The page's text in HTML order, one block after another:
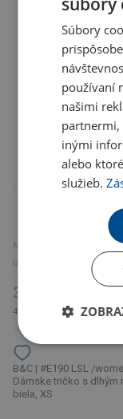
B&C | #E150, Tričko,
Na sklade 4 ks
U partnera 7541 ks
3.46 €
4.26 € s DPH
B&C | #E190 LSL /
Dámske tričko s dlhým
biela, XS
Súbory
používaní
našimi
inými
alebo
služieb.